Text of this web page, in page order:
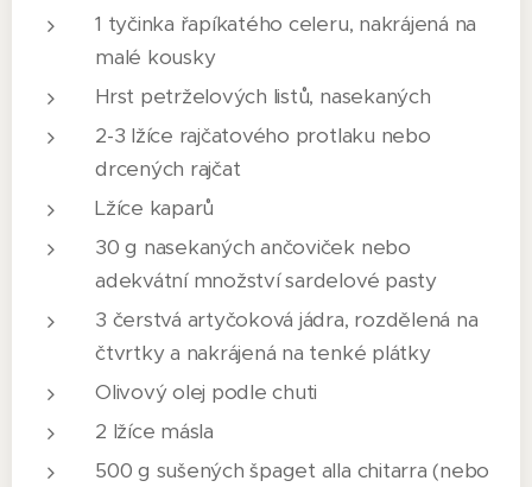
1 tyčinka řapíkatého celeru, nakrájená na
malé kousky
Hrst petrželových listů, nasekaných
2-3 lžíce rajčatového protlaku nebo
drcených rajčat
Lžíce kaparů
30 g nasekaných ančoviček nebo
adekvátní množství sardelové pasty
3 čerstvá artyčoková jádra, rozdělená na
čtvrtky a nakrájená na tenké plátky
Olivový olej podle chuti
2 lžíce másla
500 g sušených špaget alla chitarra (nebo